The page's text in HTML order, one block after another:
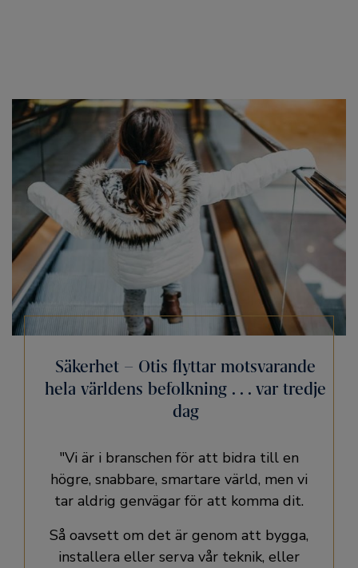
Säkerhet – Otis flyttar motsvarande
hela världens befolkning . . . var tredje
dag
"Vi är i branschen för att bidra till en
högre, snabbare, smartare värld, men vi
tar aldrig genvägar för att komma dit.
Så oavsett om det är genom att bygga,
installera eller serva vår teknik, eller